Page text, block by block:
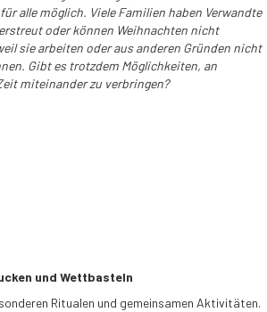
alle möglich. Viele Familien haben Verwandte
oder können Weihnachten nicht
sie arbeiten oder aus anderen Gründen nicht
Gibt es trotzdem Möglichkeiten, an
miteinander zu verbringen?
und Wettbasteln
Ritualen und gemeinsamen Aktivitäten.